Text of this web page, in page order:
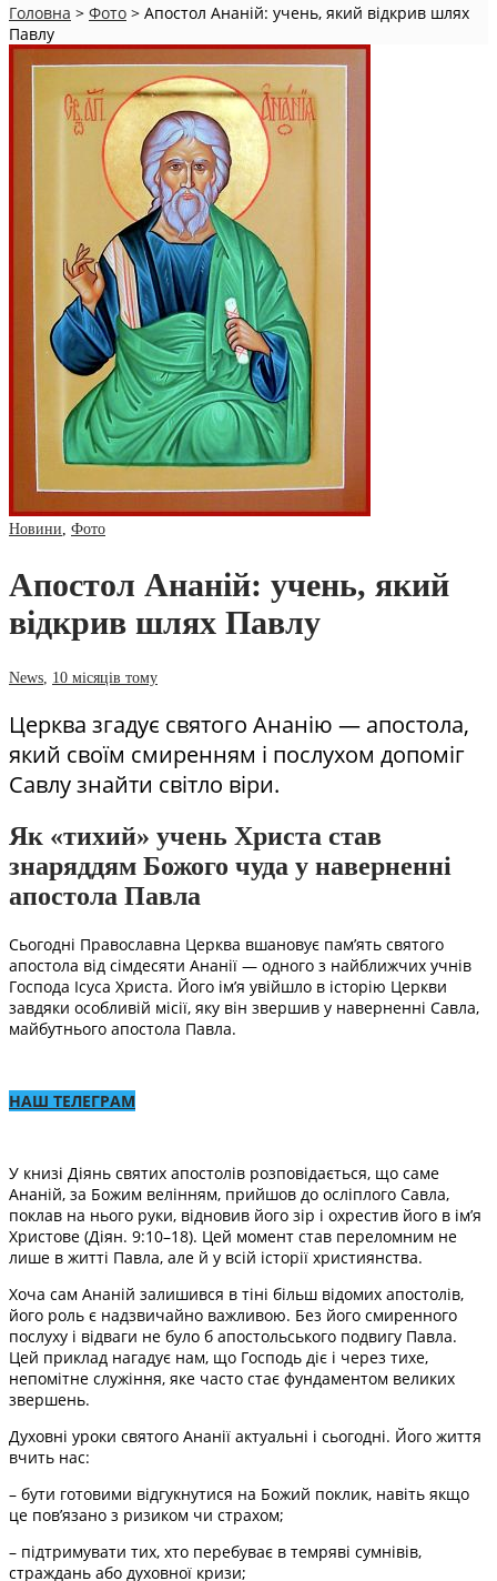
Головна > Фото > Апостол Ананій: учень, який відкрив шлях
Павлу
Новини Фото
Апостол Ананій: учень, який
відкрив шлях Павлу
News 10 місяців тому
Церква згадує святого Ананію — апостола,
який своїм смиренням і послухом допоміг
Савлу знайти світло віри.
Як «тихий» учень Христа став
знаряддям Божого чуда у наверненні
апостола Павла
Сьогодні Православна Церква вшановує пам’ять святого
апостола від сімдесяти Ананії — одного з найближчих учнів
Господа Ісуса Христа. Його ім’я увійшло в історію Церкви
завдяки особливій місії, яку він звершив у наверненні Савла,
майбутнього апостола Павла.
НАШ ТЕЛЕГРАМ
У книзі Діянь святих апостолів розповідається, що саме
Ананій, за Божим велінням, прийшов до осліплого Савла,
поклав на нього руки, відновив його зір і охрестив його в ім’я
Христове (Діян. 9:10–18). Цей момент став переломним не
лише в житті Павла, але й у всій історії християнства.
Хоча сам Ананій залишився в тіні більш відомих апостолів,
його роль є надзвичайно важливою. Без його смиренного
послуху і відваги не було б апостольського подвигу Павла.
Цей приклад нагадує нам, що Господь діє і через тихе,
непомітне служіння, яке часто стає фундаментом великих
звершень.
Духовні уроки святого Ананії актуальні і сьогодні. Його життя
вчить нас:
– бути готовими відгукнутися на Божий поклик, навіть якщо
це пов’язано з ризиком чи страхом;
– підтримувати тих, хто перебуває в темряві сумнівів,
страждань або духовної кризи;